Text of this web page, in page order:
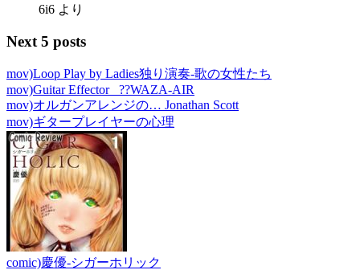
6i6 より
Next 5 posts
mov)Loop Play by Ladies独り演奏-歌の女性たち
mov)Guitar Effector _??WAZA-AIR
mov)オルガンアレンジの… Jonathan Scott
mov)ギタープレイヤーの心理
comic)慶優-シガーホリック